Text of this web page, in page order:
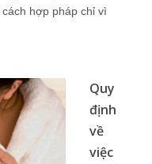
hợp pháp chỉ vì
Quy
định
về
việc